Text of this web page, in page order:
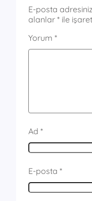
E-posta
alanlar * ile
Yorum *
Ad *
E-posta *